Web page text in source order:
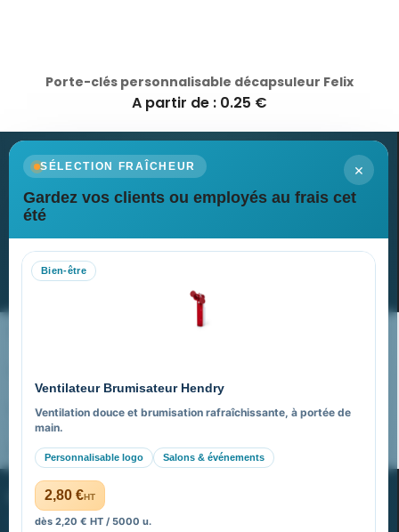
Porte-clés personnalisable décapsuleur Felix
A partir de : 0.25 €
×
SÉLECTION FRAÎCHEUR
Gardez vos clients ou employés au frais cet
été
Bien-être
Ventilateur Brumisateur Hendry
Ventilation douce et brumisation rafraîchissante, à portée de
main.
Personnalisable logo Salons & événements
2,80 €HT
dès 2,20 € HT / 5000 u.
Newsletter
Recevez nos dernières nouvelles et nos offres spéciales
Nos expertises & accompagnement global
FAQ sur Promenoch Goodies Pub France
Pourquoi ça a marché à 100% pour moi ?
PROMENOCH GOODIES